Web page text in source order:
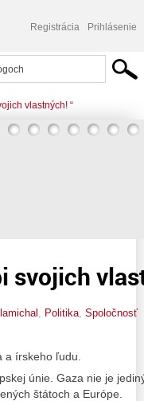
Registrácia Prihlásenie
vlastných! “
svojich
Politika Spoločnosť
a írskeho ľudu.
únie. Gaza nie je
štátoch a Európe.